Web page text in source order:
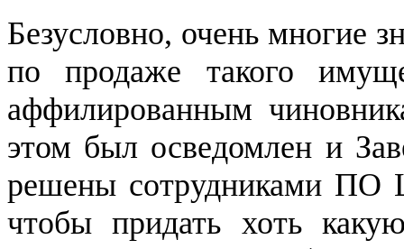
Безусловно, очень многие
по продаже такого
аффилированным
этом был осведомлен и
решены сотрудниками ПО
чтобы придать хоть